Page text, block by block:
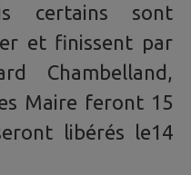
certains sont
et finissent par
Chambelland,
Maire feront 15
libérés le14